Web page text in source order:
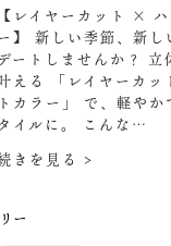
【レイヤーカット ×
】 新しい季節、新し
デートしませんか？ 立
える 「レイヤーカ
トカラー」 で、軽やか
タイルに。 こんな…
きを見る >
ー